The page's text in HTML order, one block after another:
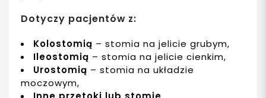
Dotyczy pacjentów z:
Kolostomią – stomia na jelicie grubym,
Ileostomią – stomia na jelicie cienkim,
Urostomią – stomia na układzie
moczowym,